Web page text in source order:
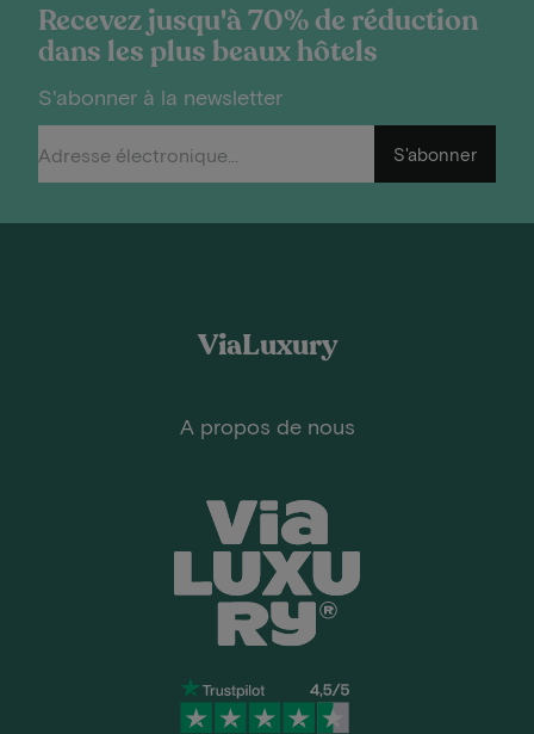
Recevez jusqu'à 70% de réduction
dans les plus beaux hôtels
S'abonner à la newsletter
S'abonner
ViaLuxury
A propos de nous